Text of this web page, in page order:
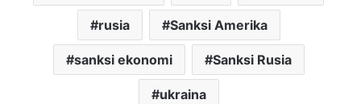
rusia Sanksi Amerika
sanksi ekonomi Sanksi Rusia
ukraina